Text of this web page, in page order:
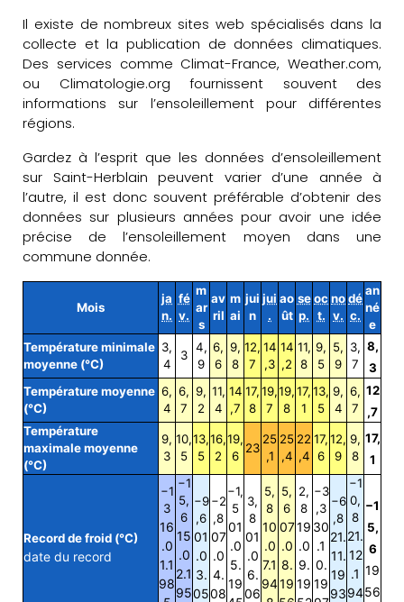
Il existe de nombreux sites web spécialisés dans la
collecte et la publication de données climatiques.
Des services comme Climat-France, Weather.com,
ou Climatologie.org fournissent souvent des
informations sur l’ensoleillement pour différentes
régions.
Gardez à l’esprit que les données d’ensoleillement
sur Saint-Herblain peuvent varier d’une année à
l’autre, il est donc souvent préférable d’obtenir des
données sur plusieurs années pour avoir une idée
précise de l’ensoleillement moyen dans une
commune donnée.
Mois
ja
n.
fé
v.
m
ar
s
av
ril
m
ai
jui
n
jui
.
ao
ût
se
p.
oc
t.
no
v.
dé
c.
an
né
e
Température minimale
moyenne (°C)
3,
4
3
4,
9
6,
6
9,
8
12,
7
14
,3
14
,2
11,
8
9,
5
5,
9
3,
7
8,
3
Température moyenne
(°C)
6,
4
6,
7
9,
2
11,
4
14
,7
17,
8
19,
7
19,
8
17,
1
13,
5
9,
4
6,
7
12
,7
Température
maximale moyenne
(°C)
9,
3
10,
5
13,
5
16,
2
19,
6
23
25
,1
25
,4
22
,4
17,
6
12,
9
9,
8
17,
1
Record de froid (°C)
date du record
−1
3
16
.0
1.1
98
−1
5,
6
15
.0
2.1
95
−9
,6
01
.0
3.
05
−2
,8
07
.0
4.
08
−1,
5
01
.0
5.
19
3,
8
01
.0
6.
06
5,
8
10
.0
7.1
94
5,
6
07
.0
8.
19
2,
8
19
.0
9.
19
−3
,3
30
.1
0.
19
−6
,8
21.
11.
19
93
−1
0,
8
21.
12
.1
94
−1
5,
6
19
56